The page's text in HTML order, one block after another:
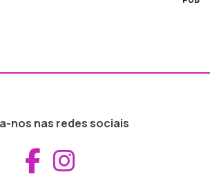
nos nas redes sociais
Aceder ao